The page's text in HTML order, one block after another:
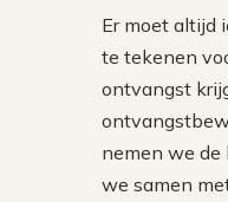
Er moet altijd
te tekenen
ontvangst
nemen we
we samen